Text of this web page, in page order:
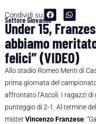
Condividi su:
Settore Giovanile
Under 15,
abbiamo
felici” (VIDEO)
Allo stadio Romeo Menti di
prima giornata del
affrontato l’Ascoli. I ragazzi di
punteggio di 2-1. Al termine
misterVincenzo Franzese: